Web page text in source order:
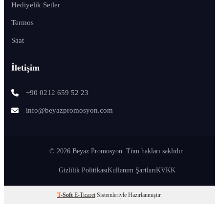
Hediyelik Setler
Termos
Saat
İletişim
+90 0212 659 52 23
info@beyazpromosyon.com
© 2026 Beyaz Promosyon. Tüm hakları saklıdır.
Gizlilik PolitikasıKullanım ŞartlarıKVKK
T-Soft E-Ticaret Sistemleriyle Hazırlanmıştır.